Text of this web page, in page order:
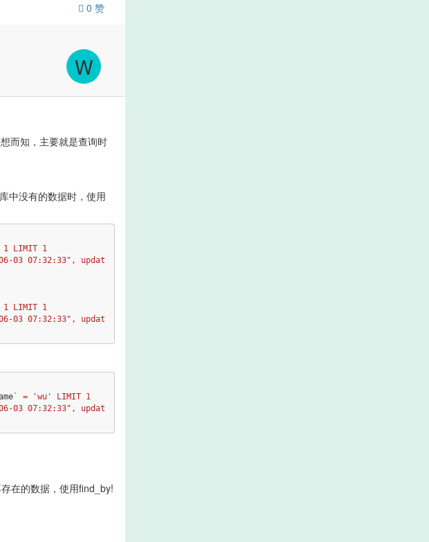
0 赞
W
而知，主要就是查询时
中没有的数据时，使用
LIMIT 1
LIMIT 1
` = 'wu' LIMIT 1
在的数据，使用find_by!